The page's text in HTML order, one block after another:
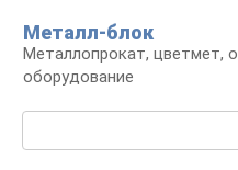
контенту
Металл-блок
Металлопрокат, цветмет,
оборудование